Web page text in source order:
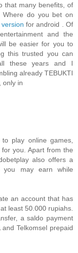
that many benefits, of
do you bet on
for android . Of
and the
be easier for you to
this trusted you can
these years and I
already TEBUKTI
only in
play online games,
you. Apart from the
also offers a
you may earn while
an account that has
least 50.000 rupiahs.
a saldo payment
Telkomsel prepaid